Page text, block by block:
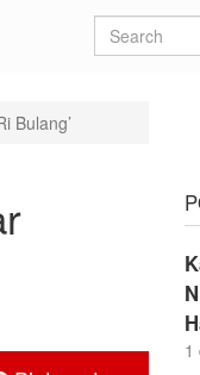
Bulang’
1